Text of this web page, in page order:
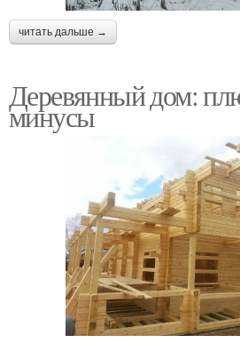
читать дальше →
Деревянный дом:
минусы